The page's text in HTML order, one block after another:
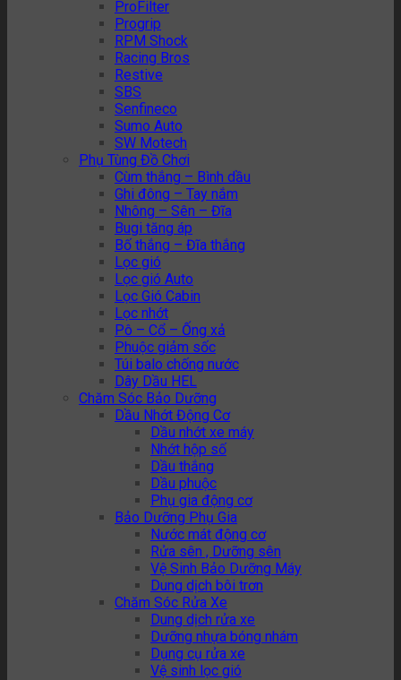
ProFilter
Progrip
RPM Shock
Racing Bros
Restive
SBS
Senfineco
Sumo Auto
SW Motech
Phụ Tùng Đồ Chơi
Cùm thắng – Bình dầu
Ghi đông – Tay nắm
Nhông – Sên – Đĩa
Bugi tăng áp
Bố thắng – Đĩa thắng
Lọc gió
Lọc gió Auto
Lọc Gió Cabin
Lọc nhớt
Pô – Cổ – Ống xả
Phuộc giảm sốc
Túi balo chống nước
Dây Dầu HEL
Chăm Sóc Bảo Dưỡng
Dầu Nhớt Động Cơ
Dầu nhớt xe máy
Nhớt hộp số
Dầu thắng
Dầu phuộc
Phụ gia động cơ
Bảo Dưỡng Phụ Gia
Nước mát động cơ
Rửa sên , Dưỡng sên
Vệ Sinh Bảo Dưỡng Máy
Dung dịch bôi trơn
Chăm Sóc Rửa Xe
Dung dịch rửa xe
Dưỡng nhựa bóng nhám
Dụng cụ rửa xe
Vệ sinh lọc gió